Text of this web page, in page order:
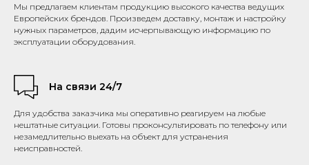
Мы предлагаем клиентам продукцию высокого качества ведущих
Европейских брендов. Произведем доставку, монтаж и настройку
нужных параметров, дадим исчерпывающую информацию по
эксплуатации оборудования.
На связи 24/7
Для удобства заказчика мы оперативно реагируем на любые
нештатные ситуации. Готовы проконсультировать по телефону или
незамедлительно выехать на объект для устранения
неисправностей.